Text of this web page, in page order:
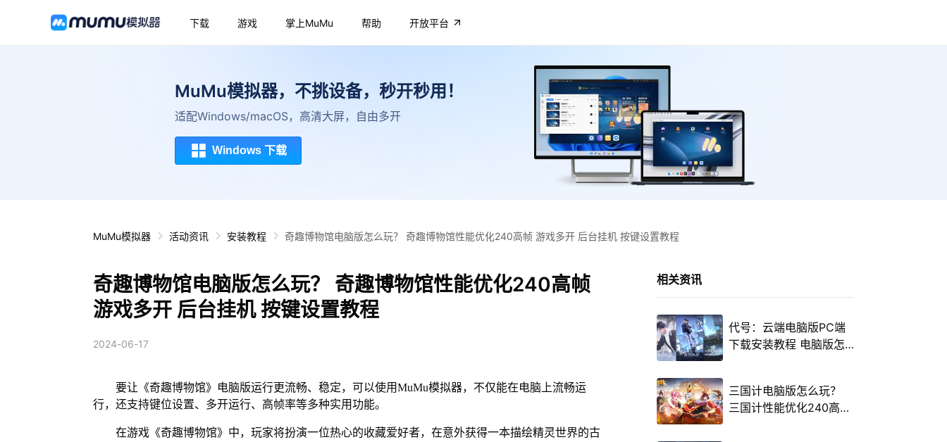
下载 游戏 掌上MuMu 帮助 开放平台
MuMu模拟器，不挑设备，秒开秒用！
适配Windows/macOS，高清大屏，自由多开
Windows 下载
MuMu模拟器 活动资讯 安装教程 奇趣博物馆电脑版怎么玩？ 奇趣博物馆性能优化240高帧 游戏多开 后台挂机 按键设置教程
奇趣博物馆电脑版怎么玩？ 奇趣博物馆性能优化240高帧
游戏多开 后台挂机 按键设置教程
2024-06-17
要让《奇趣博物馆》电脑版运行更流畅、稳定，可以使用MuMu模拟器，不仅能在电脑上流畅运
行，还支持键位设置、多开运行、高帧率等多种实用功能。
在游戏《奇趣博物馆》中，玩家将扮演一位热心的收藏爱好者，在意外获得一本描绘精灵世界的古
相关资讯
代号：云端电脑版PC端
下载安装教程 电脑版怎
三国计电脑版怎么玩？
三国计性能优化240高帧